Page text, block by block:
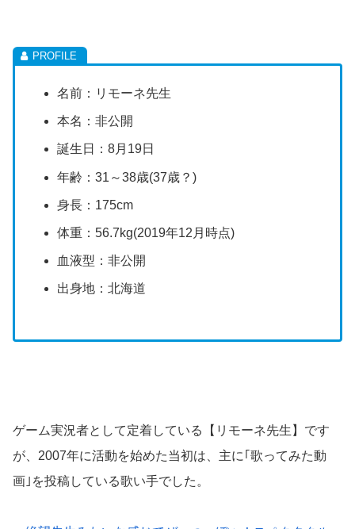
名前：リモーネ先生
本名：非公開
誕生日：8月19日
年齢：31～38歳(37歳？)
身長：175cm
体重：56.7kg(2019年12月時点)
血液型：非公開
出身地：北海道
ゲーム実況者として定着している【リモーネ先生】です
が、2007年に活動を始めた当初は、主に｢歌ってみた動
画｣を投稿している歌い手でした。